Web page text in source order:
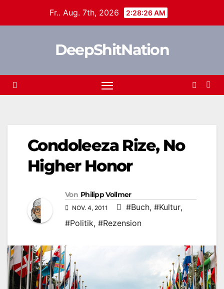
Fr.. Aug. 7th, 2026 2:28:27 AM
DeepShitNation
Condoleeza Rize, No
Higher Honor
Von Philipp Vollmer
NOV. 4, 2011 #Buch, #Kultur,
#Politik, #Rezension